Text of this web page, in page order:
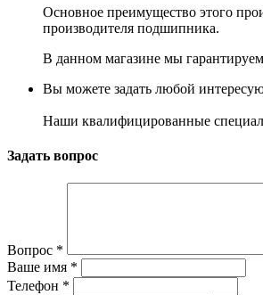
Основное преимущество этого
производителя подшипника.
В данном магазине мы
Вы можете задать любой
Наши квалифицированные
Задать вопрос
Вопрос *
Ваше имя *
Телефон *